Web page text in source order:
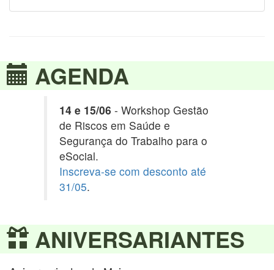
AGENDA
14 e 15/06 - Workshop Gestão
de Riscos em Saúde e
Segurança do Trabalho para o
eSocial.
Inscreva-se com desconto até
31/05.
ANIVERSARIANTES